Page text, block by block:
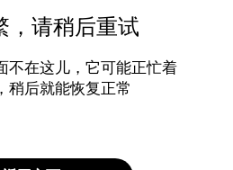
，请稍后重试
不在这儿，它可能正忙着
稍后就能恢复正常